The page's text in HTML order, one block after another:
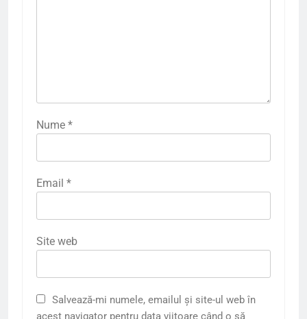
Nume *
Email *
Site web
Salvează-mi numele, emailul și site-ul web în
acest navigator pentru data viitoare când o să